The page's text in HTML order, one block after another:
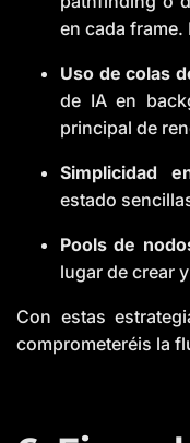
en cada
Uso de colas
de IA en
principal de
Simplicidad
estado
Pools de
lugar de crear
Con estas
comprometeréis la